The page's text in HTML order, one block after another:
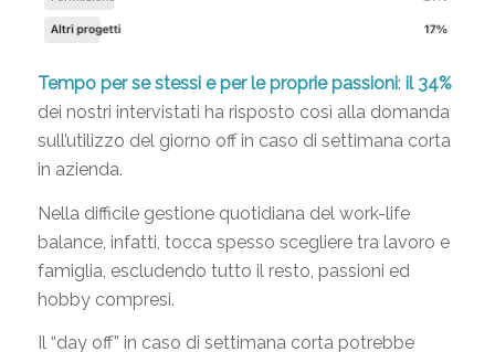
Tempo per se stessi e per le proprie passioni: il 34%
dei nostri intervistati ha risposto così alla domanda
sull’utilizzo del giorno off in caso di settimana corta
in azienda.
Nella difficile gestione quotidiana del work-life
balance, infatti, tocca spesso scegliere tra lavoro e
famiglia, escludendo tutto il resto, passioni ed
hobby compresi.
Il “day off” in caso di settimana corta potrebbe